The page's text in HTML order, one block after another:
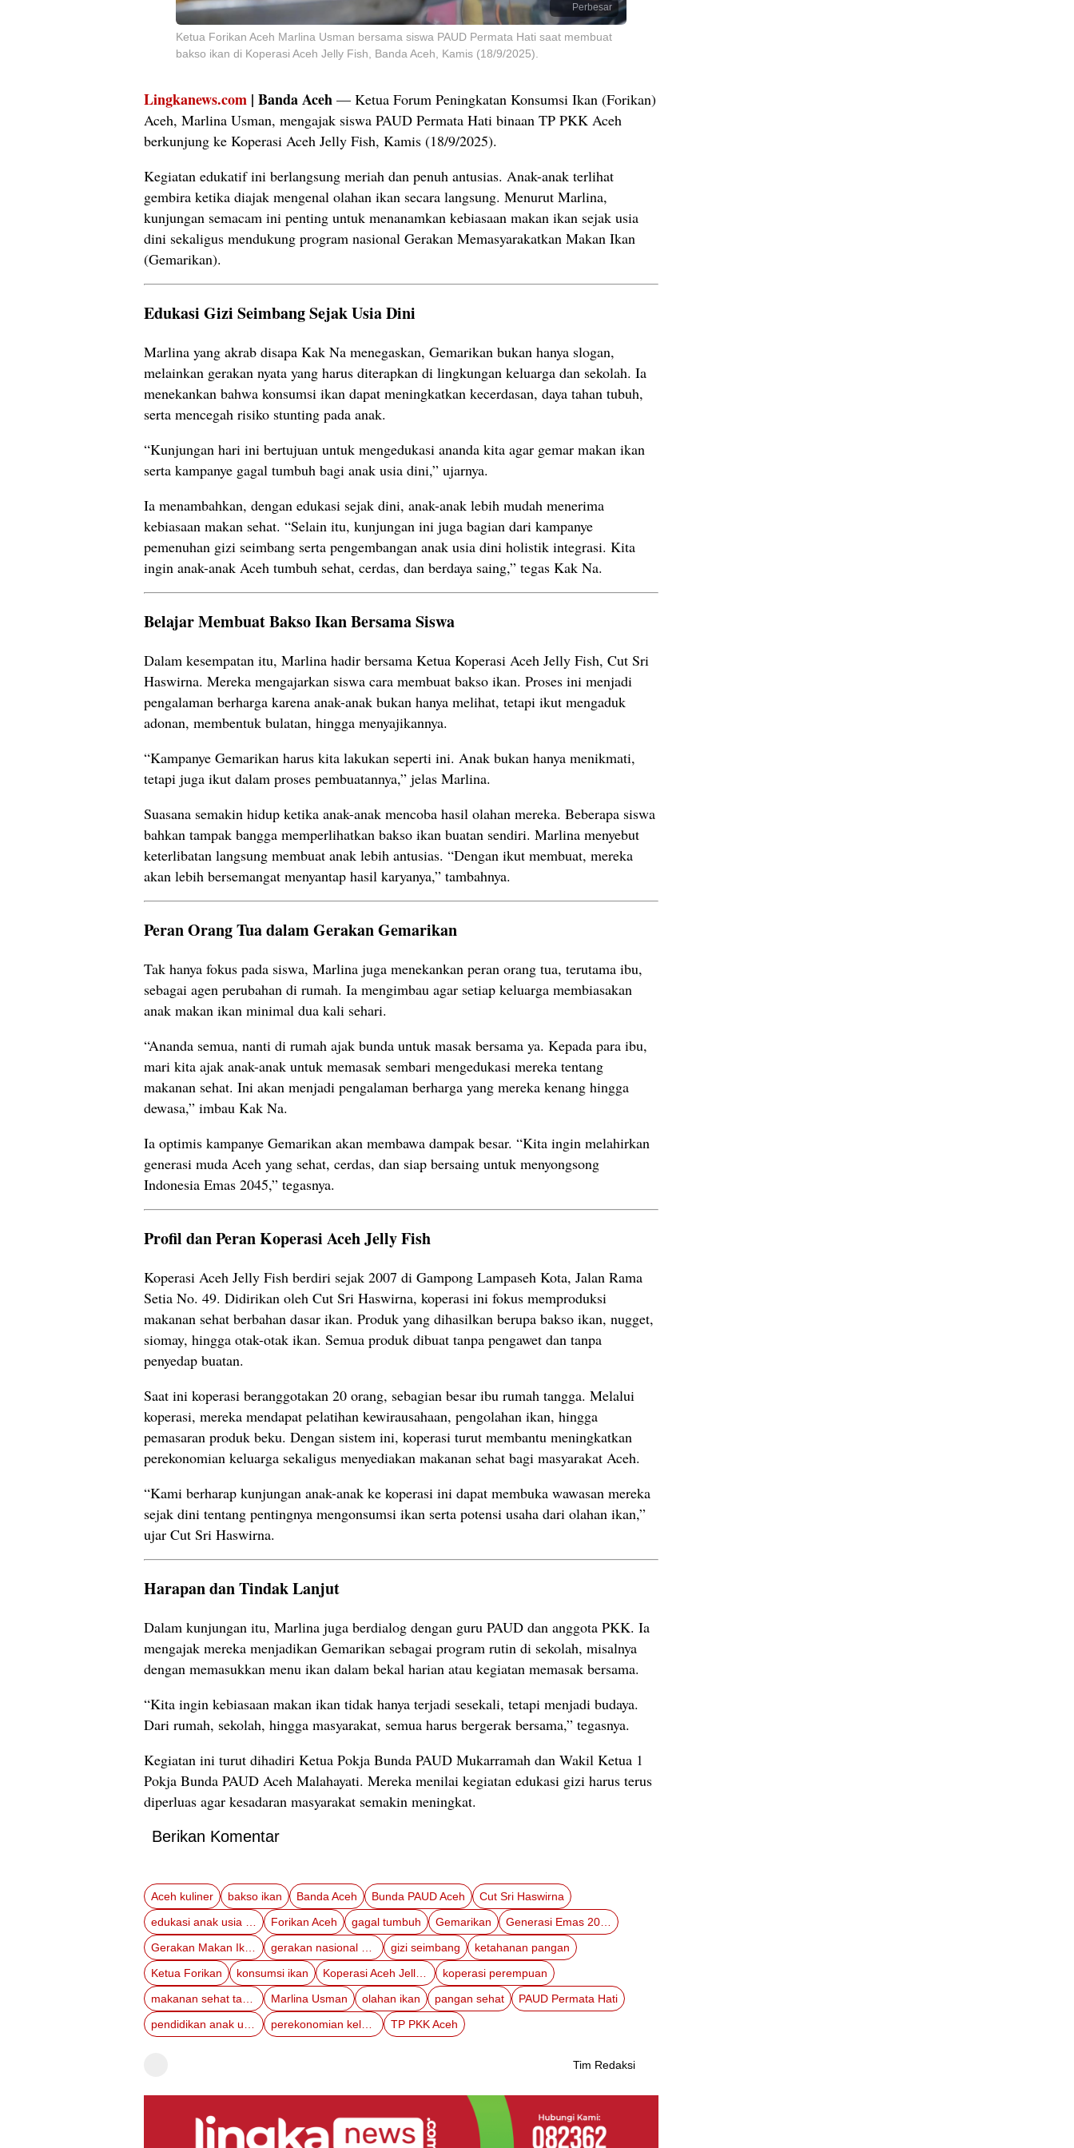
Perbesar
Ketua Forikan Aceh Marlina Usman bersama siswa PAUD Permata Hati saat membuat
bakso ikan di Koperasi Aceh Jelly Fish, Banda Aceh, Kamis (18/9/2025).
Lingkanews.com | Banda Aceh — Ketua Forum Peningkatan Konsumsi Ikan (Forikan)
Aceh, Marlina Usman, mengajak siswa PAUD Permata Hati binaan TP PKK Aceh
berkunjung ke Koperasi Aceh Jelly Fish, Kamis (18/9/2025).
Kegiatan edukatif ini berlangsung meriah dan penuh antusias. Anak-anak terlihat
gembira ketika diajak mengenal olahan ikan secara langsung. Menurut Marlina,
kunjungan semacam ini penting untuk menanamkan kebiasaan makan ikan sejak usia
dini sekaligus mendukung program nasional Gerakan Memasyarakatkan Makan Ikan
(Gemarikan).
Edukasi Gizi Seimbang Sejak Usia Dini
Marlina yang akrab disapa Kak Na menegaskan, Gemarikan bukan hanya slogan,
melainkan gerakan nyata yang harus diterapkan di lingkungan keluarga dan sekolah. Ia
menekankan bahwa konsumsi ikan dapat meningkatkan kecerdasan, daya tahan tubuh,
serta mencegah risiko stunting pada anak.
“Kunjungan hari ini bertujuan untuk mengedukasi ananda kita agar gemar makan ikan
serta kampanye gagal tumbuh bagi anak usia dini,” ujarnya.
Ia menambahkan, dengan edukasi sejak dini, anak-anak lebih mudah menerima
kebiasaan makan sehat. “Selain itu, kunjungan ini juga bagian dari kampanye
pemenuhan gizi seimbang serta pengembangan anak usia dini holistik integrasi. Kita
ingin anak-anak Aceh tumbuh sehat, cerdas, dan berdaya saing,” tegas Kak Na.
Belajar Membuat Bakso Ikan Bersama Siswa
Dalam kesempatan itu, Marlina hadir bersama Ketua Koperasi Aceh Jelly Fish, Cut Sri
Haswirna. Mereka mengajarkan siswa cara membuat bakso ikan. Proses ini menjadi
pengalaman berharga karena anak-anak bukan hanya melihat, tetapi ikut mengaduk
adonan, membentuk bulatan, hingga menyajikannya.
“Kampanye Gemarikan harus kita lakukan seperti ini. Anak bukan hanya menikmati,
tetapi juga ikut dalam proses pembuatannya,” jelas Marlina.
Suasana semakin hidup ketika anak-anak mencoba hasil olahan mereka. Beberapa siswa
bahkan tampak bangga memperlihatkan bakso ikan buatan sendiri. Marlina menyebut
keterlibatan langsung membuat anak lebih antusias. “Dengan ikut membuat, mereka
akan lebih bersemangat menyantap hasil karyanya,” tambahnya.
Peran Orang Tua dalam Gerakan Gemarikan
Tak hanya fokus pada siswa, Marlina juga menekankan peran orang tua, terutama ibu,
sebagai agen perubahan di rumah. Ia mengimbau agar setiap keluarga membiasakan
anak makan ikan minimal dua kali sehari.
“Ananda semua, nanti di rumah ajak bunda untuk masak bersama ya. Kepada para ibu,
mari kita ajak anak-anak untuk memasak sembari mengedukasi mereka tentang
makanan sehat. Ini akan menjadi pengalaman berharga yang mereka kenang hingga
dewasa,” imbau Kak Na.
Ia optimis kampanye Gemarikan akan membawa dampak besar. “Kita ingin melahirkan
generasi muda Aceh yang sehat, cerdas, dan siap bersaing untuk menyongsong
Indonesia Emas 2045,” tegasnya.
Profil dan Peran Koperasi Aceh Jelly Fish
Koperasi Aceh Jelly Fish berdiri sejak 2007 di Gampong Lampaseh Kota, Jalan Rama
Setia No. 49. Didirikan oleh Cut Sri Haswirna, koperasi ini fokus memproduksi
makanan sehat berbahan dasar ikan. Produk yang dihasilkan berupa bakso ikan, nugget,
siomay, hingga otak-otak ikan. Semua produk dibuat tanpa pengawet dan tanpa
penyedap buatan.
Saat ini koperasi beranggotakan 20 orang, sebagian besar ibu rumah tangga. Melalui
koperasi, mereka mendapat pelatihan kewirausahaan, pengolahan ikan, hingga
pemasaran produk beku. Dengan sistem ini, koperasi turut membantu meningkatkan
perekonomian keluarga sekaligus menyediakan makanan sehat bagi masyarakat Aceh.
“Kami berharap kunjungan anak-anak ke koperasi ini dapat membuka wawasan mereka
sejak dini tentang pentingnya mengonsumsi ikan serta potensi usaha dari olahan ikan,”
ujar Cut Sri Haswirna.
Harapan dan Tindak Lanjut
Dalam kunjungan itu, Marlina juga berdialog dengan guru PAUD dan anggota PKK. Ia
mengajak mereka menjadikan Gemarikan sebagai program rutin di sekolah, misalnya
dengan memasukkan menu ikan dalam bekal harian atau kegiatan memasak bersama.
“Kita ingin kebiasaan makan ikan tidak hanya terjadi sesekali, tetapi menjadi budaya.
Dari rumah, sekolah, hingga masyarakat, semua harus bergerak bersama,” tegasnya.
Kegiatan ini turut dihadiri Ketua Pokja Bunda PAUD Mukarramah dan Wakil Ketua 1
Pokja Bunda PAUD Aceh Malahayati. Mereka menilai kegiatan edukasi gizi harus terus
diperluas agar kesadaran masyarakat semakin meningkat.
Berikan Komentar
Aceh kuliner bakso ikan Banda Aceh Bunda PAUD Aceh
Cut Sri Haswirna
Forikan Aceh gagal tumbuh Gemarikan
gizi seimbang
ketahanan pangan
Ketua Forikan
konsumsi ikan
koperasi perempuan
Marlina Usman olahan ikan pangan sehat
PAUD Permata Hati
TP PKK Aceh
Tim Redaksi